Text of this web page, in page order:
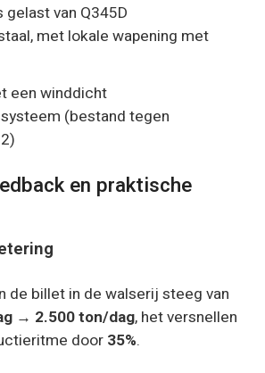
van Q345D
met lokale wapening met
een winddicht
(bestand tegen
en praktische
de billet in de walserij steeg van
→ 2.500 ton/dag, het versnellen
door 35%.